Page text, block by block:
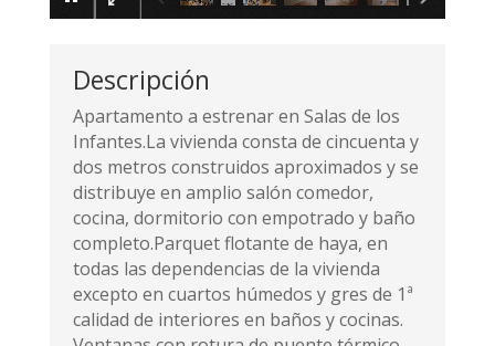
Descripción
Apartamento a estrenar en Salas de los
Infantes.La vivienda consta de cincuenta y
dos metros construidos aproximados y se
distribuye en amplio salón comedor,
cocina, dormitorio con empotrado y baño
completo.Parquet flotante de haya, en
todas las dependencias de la vivienda
excepto en cuartos húmedos y gres de 1ª
calidad de interiores en baños y cocinas.